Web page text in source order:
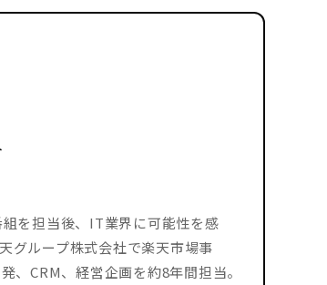
を担当後、IT業界に可能性を感
グループ株式会社で楽天市場事
、CRM、経営企画を約8年間担当。